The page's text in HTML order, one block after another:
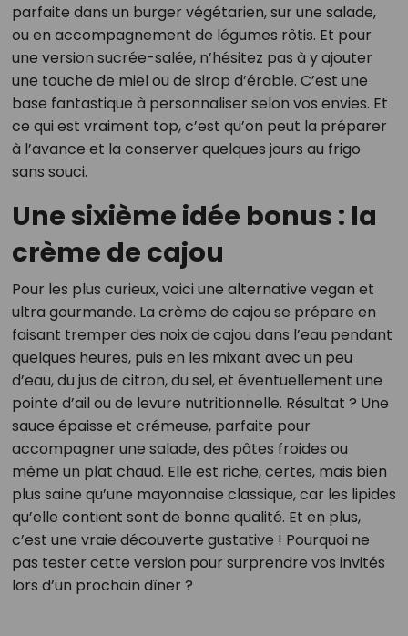
parfaite dans un burger végétarien, sur une salade,
ou en accompagnement de légumes rôtis. Et pour
une version sucrée-salée, n’hésitez pas à y ajouter
une touche de miel ou de sirop d’érable. C’est une
base fantastique à personnaliser selon vos envies. Et
ce qui est vraiment top, c’est qu’on peut la préparer
à l’avance et la conserver quelques jours au frigo
sans souci.
Une sixième idée bonus : la
crème de cajou
Pour les plus curieux, voici une alternative vegan et
ultra gourmande. La crème de cajou se prépare en
faisant tremper des noix de cajou dans l’eau pendant
quelques heures, puis en les mixant avec un peu
d’eau, du jus de citron, du sel, et éventuellement une
pointe d’ail ou de levure nutritionnelle. Résultat ? Une
sauce épaisse et crémeuse, parfaite pour
accompagner une salade, des pâtes froides ou
même un plat chaud. Elle est riche, certes, mais bien
plus saine qu’une mayonnaise classique, car les lipides
qu’elle contient sont de bonne qualité. Et en plus,
c’est une vraie découverte gustative ! Pourquoi ne
pas tester cette version pour surprendre vos invités
lors d’un prochain dîner ?